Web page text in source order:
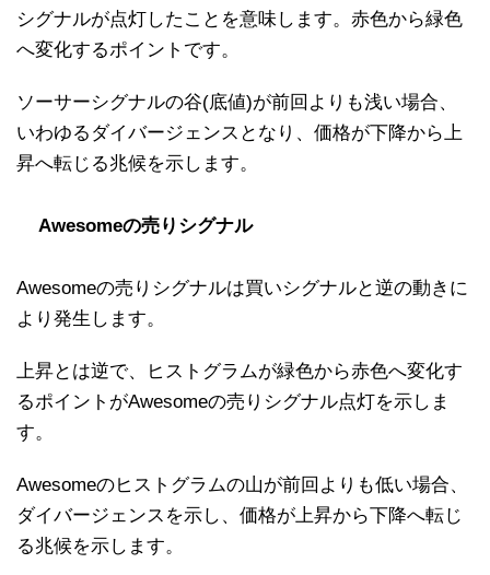
シグナルが点灯したことを意味します。赤色から緑色
へ変化するポイントです。
ソーサーシグナルの谷(底値)が前回よりも浅い場合、
いわゆるダイバージェンスとなり、価格が下降から上
昇へ転じる兆候を示します。
Awesomeの売りシグナル
Awesomeの売りシグナルは買いシグナルと逆の動きに
より発生します。
上昇とは逆で、ヒストグラムが緑色から赤色へ変化す
るポイントがAwesomeの売りシグナル点灯を示しま
す。
Awesomeのヒストグラムの山が前回よりも低い場合、
ダイバージェンスを示し、価格が上昇から下降へ転じ
る兆候を示します。